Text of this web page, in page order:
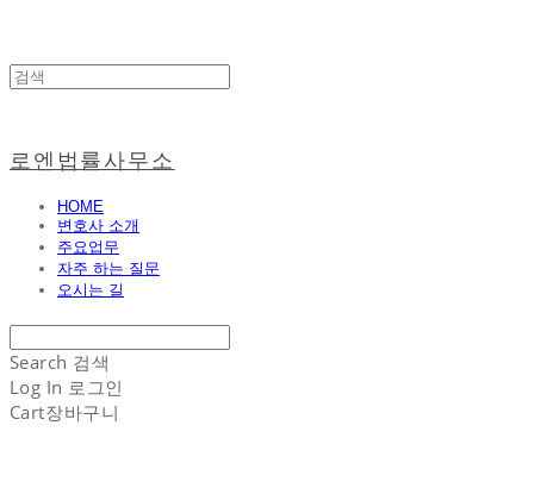
로엔법률사무소
HOME
변호사 소개
주요업무
자주 하는 질문
오시는 길
Search 검색
Log In 로그인
Cart장바구니